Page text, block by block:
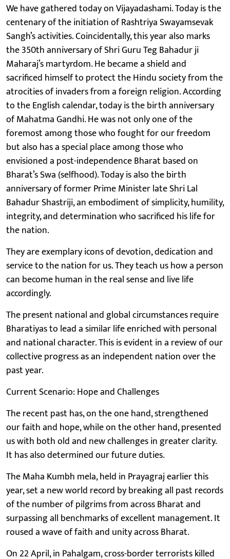
We have gathered today on Vijayadashami. Today is the
centenary of the initiation of Rashtriya Swayamsevak
Sangh’s activities. Coincidentally, this year also marks
the 350th anniversary of Shri Guru Teg Bahadur ji
Maharaj’s martyrdom. He became a shield and
sacrificed himself to protect the Hindu society from the
atrocities of invaders from a foreign religion. According
to the English calendar, today is the birth anniversary
of Mahatma Gandhi. He was not only one of the
foremost among those who fought for our freedom
but also has a special place among those who
envisioned a post-independence Bharat based on
Bharat’s Swa (selfhood). Today is also the birth
anniversary of former Prime Minister late Shri Lal
Bahadur Shastriji, an embodiment of simplicity, humility,
integrity, and determination who sacrificed his life for
the nation.
They are exemplary icons of devotion, dedication and
service to the nation for us. They teach us how a person
can become human in the real sense and live life
accordingly.
The present national and global circumstances require
Bharatiyas to lead a similar life enriched with personal
and national character. This is evident in a review of our
collective progress as an independent nation over the
past year.
Current Scenario: Hope and Challenges
The recent past has, on the one hand, strengthened
our faith and hope, while on the other hand, presented
us with both old and new challenges in greater clarity.
It has also determined our future duties.
The Maha Kumbh mela, held in Prayagraj earlier this
year, set a new world record by breaking all past records
of the number of pilgrims from across Bharat and
surpassing all benchmarks of excellent management. It
roused a wave of faith and unity across Bharat.
On 22 April, in Pahalgam, cross-border terrorists killed